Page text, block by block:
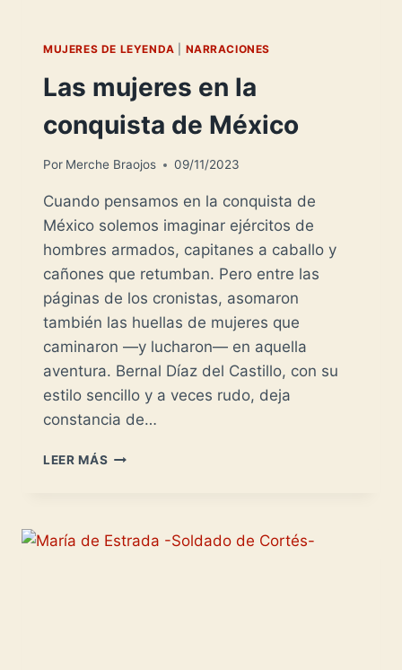
MUJERES DE LEYENDA NARRACIONES
Las mujeres en la
conquista de México
Por Merche Braojos 09/11/2023
Cuando pensamos en la conquista de
México solemos imaginar ejércitos de
hombres armados, capitanes a caballo y
cañones que retumban. Pero entre las
páginas de los cronistas, asomaron
también las huellas de mujeres que
caminaron —y lucharon— en aquella
aventura. Bernal Díaz del Castillo, con su
estilo sencillo y a veces rudo, deja
constancia de…
LEER MÁS LAS
CONQUISTA
DE